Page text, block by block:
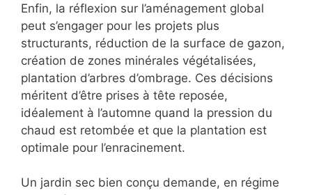
Enfin, la réflexion sur l’aménagement global
peut s’engager pour les projets plus
structurants, réduction de la surface de gazon,
création de zones minérales végétalisées,
plantation d’arbres d’ombrage. Ces décisions
méritent d’être prises à tête reposée,
idéalement à l’automne quand la pression du
chaud est retombée et que la plantation est
optimale pour l’enracinement.
Un jardin sec bien conçu demande, en régime